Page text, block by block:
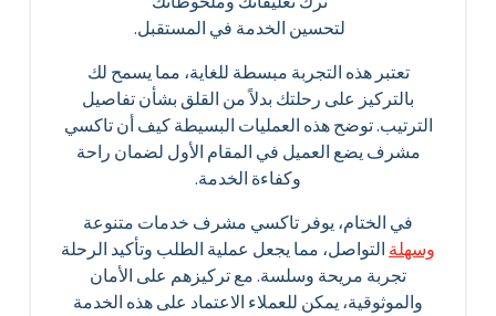
لتحسين الخدمة في المستقبل.
تعتبر هذه التجربة مبسطة للغاية، مما يسمح لك
بالتركيز على رحلتك بدلاً من القلق بشأن تفاصيل
الترتيب. توضح هذه العمليات البسيطة كيف أن تاكسي
مشرف يضع العميل في المقام الأول لضمان راحة
وكفاءة الخدمة.
في الختام، يوفر تاكسي مشرف خدمات متنوعة
وسهلةالتواصل، مما يجعل عملية الطلب وتأكيد الرحلة
تجربة مريحة وسلسة. مع تركيزهم على الأمان
والموثوقية، يمكن للعملاء الاعتماد على هذه الخدمة